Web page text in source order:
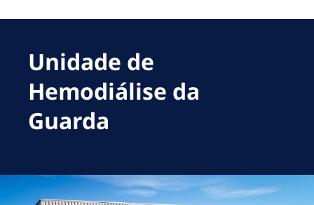
Germany
Italy
Netherlands
Poland
Romania
Unidade de
Hemodiálise da
Guarda